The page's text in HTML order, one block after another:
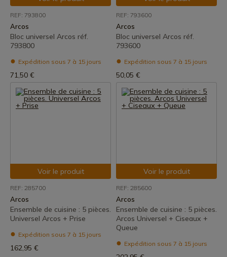
REF: 793800
Arcos
Bloc universel Arcos réf.
793800
Expédition sous 7 à 15 jours
71,50 €
REF: 793600
Arcos
Bloc universel Arcos réf.
793600
Expédition sous 7 à 15 jours
50,05 €
Voir le produit
REF: 285700
Arcos
Ensemble de cuisine : 5 pièces.
Universel Arcos + Prise
Expédition sous 7 à 15 jours
162,95 €
Voir le produit
REF: 285600
Arcos
Ensemble de cuisine : 5 pièces.
Arcos Universel + Ciseaux +
Queue
Expédition sous 7 à 15 jours